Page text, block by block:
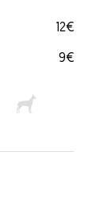
12€
9€